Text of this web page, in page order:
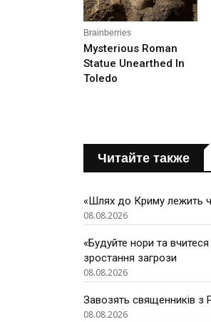
Читайте также
«Шлях до Криму лежить
08.08.2026
«Будуйте нори та
зростання загрози
08.08.2026
Завозять священників
08.08.2026